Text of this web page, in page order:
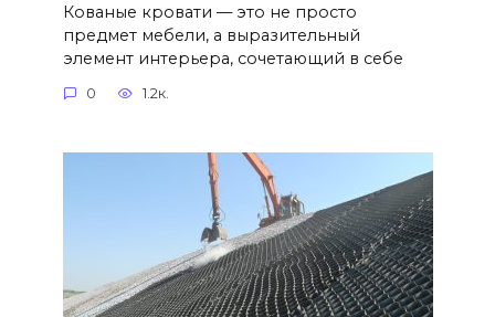
Кованые кровати — это не просто
предмет мебели, а выразительный
элемент интерьера, сочетающий в себе
0 1.2к.